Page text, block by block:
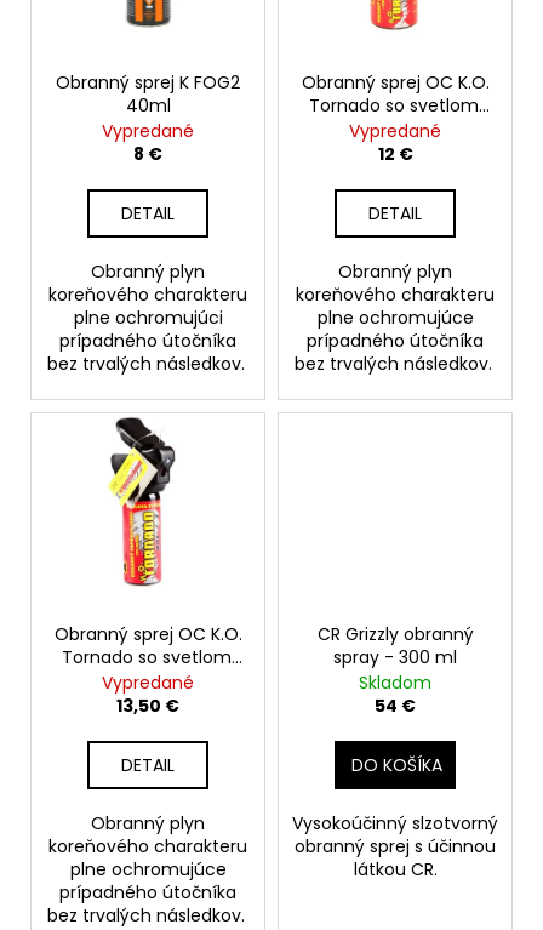
Obranný sprej K FOG2
40ml
Vypredané
8 €
DETAIL
Obranný plyn
koreňového charakteru
plne ochromujúci
prípadného útočníka
bez trvalých následkov.
Obranný sprej OC K.O.
Tornado so svetlom,
40 ml
Vypredané
12 €
DETAIL
Obranný plyn
koreňového charakteru
plne ochromujúce
prípadného útočníka
bez trvalých následkov.
Obranný sprej OC K.O.
Tornado so svetlom,
50 ml
Vypredané
13,50 €
DETAIL
Obranný plyn
koreňového charakteru
plne ochromujúce
prípadného útočníka
bez trvalých následkov.
CR Grizzly obranný
spray - 300 ml
Skladom
54 €
DO KOŠÍKA
Vysokoúčinný slzotvorný
obranný sprej s účinnou
látkou CR.
d